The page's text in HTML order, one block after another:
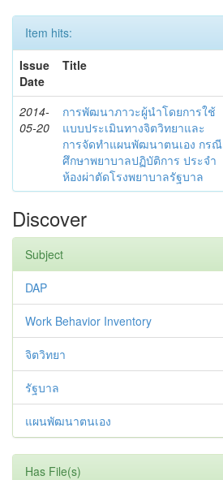
Item hits:
Issue
Date
Title
2014-
05-20
การพัฒนาภาวะผู้นำโดยการใช้
แบบประเมินทางจิตวิทยาและ
การจัดทำแผนพัฒนาตนเอง กรณี
ศึกษาพยาบาลปฏิบัติการ ประจำ
ห้องผ่าตัดโรงพยาบาลรัฐบาล
Discover
Subject
DAP
Work Behavior Inventory
จิตวิทยา
รัฐบาล
แผนพัฒนาตนเอง
Has File(s)